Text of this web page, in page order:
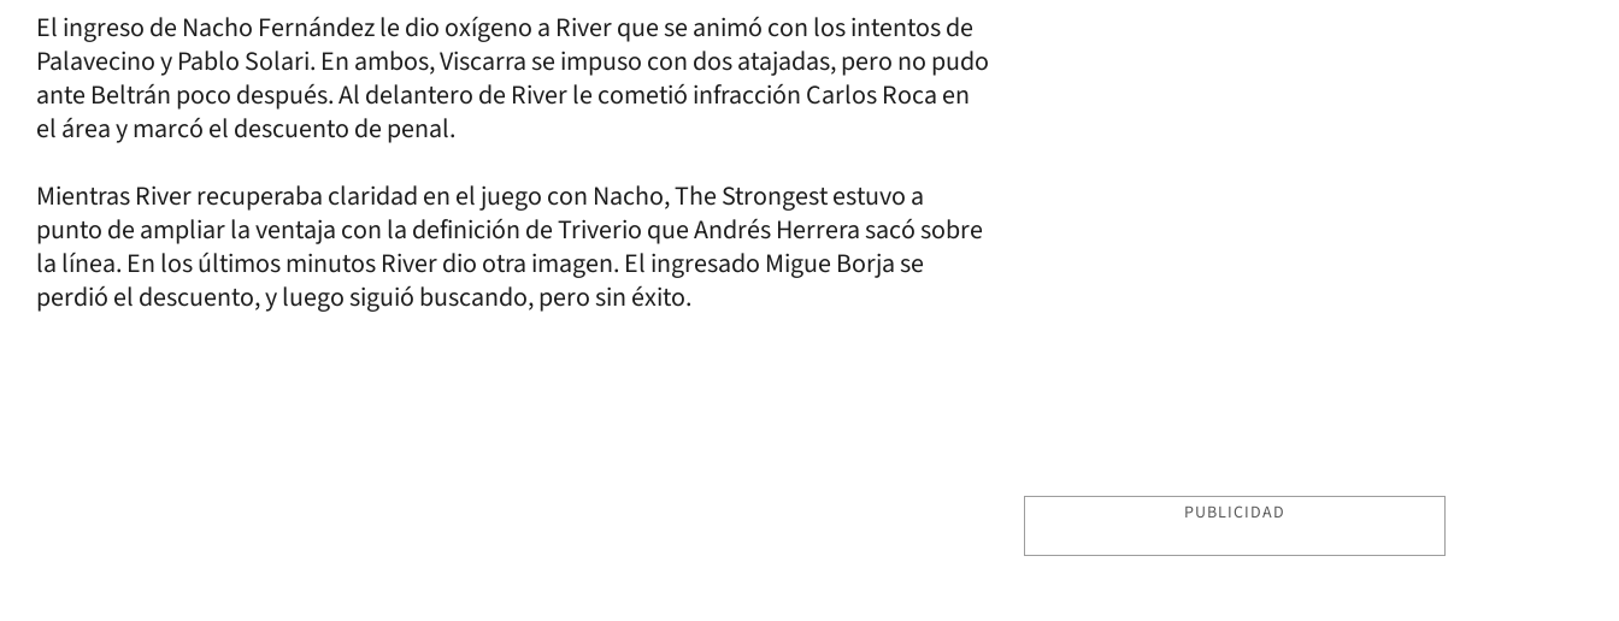
El ingreso de Nacho Fernández le dio oxígeno a River que se animó con los intentos de
Palavecino y Pablo Solari. En ambos, Viscarra se impuso con dos atajadas, pero no pudo
ante Beltrán poco después. Al delantero de River le cometió infracción Carlos Roca en
el área y marcó el descuento de penal.
Mientras River recuperaba claridad en el juego con Nacho, The Strongest estuvo a
punto de ampliar la ventaja con la definición de Triverio que Andrés Herrera sacó sobre
la línea. En los últimos minutos River dio otra imagen. El ingresado Migue Borja se
perdió el descuento, y luego siguió buscando, pero sin éxito.
PUBLICIDAD